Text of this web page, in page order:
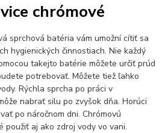
chrómové
sprchová batéria vám umožní cítiť sa
hygienických činnostiach. Nie každý
takejto batérie môžete určiť prúd
potrebovať. Môžete tiež ľahko
Rýchla sprcha po práci v
nabrať silu po zvyšok dňa. Horúci
po náročnom dni. Chrómovú
použiť aj ako zdroj vody vo vani.